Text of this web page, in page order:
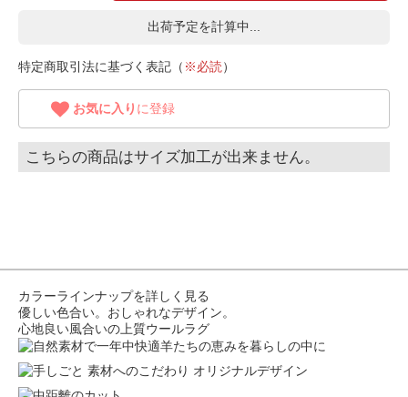
出荷予定を計算中...
特定商取引法に基づく表記（ ※必読）
お気に入り に登録
こちらの商品はサイズ加工が出来ません。
カラーラインナップを詳しく見る
優しい色合い。おしゃれなデザイン。
心地良い風合いの上質ウールラグ